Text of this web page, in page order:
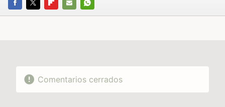
FACEBOOK
TWITTERFLIPBOARD
E-
WHATSAPP
Comentarios cerrados